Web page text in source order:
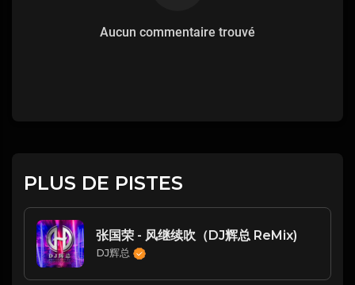
Aucun commentaire trouvé
PLUS DE PISTES
张国荣 - 风继续吹（DJ辉总 ReMix)
DJ辉总